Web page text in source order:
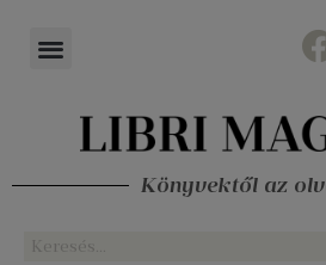
Könyvektől az